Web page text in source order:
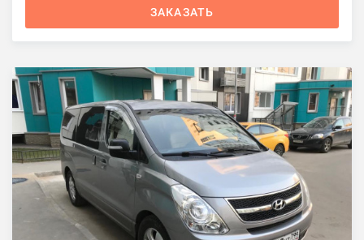
ЗАКАЗАТЬ